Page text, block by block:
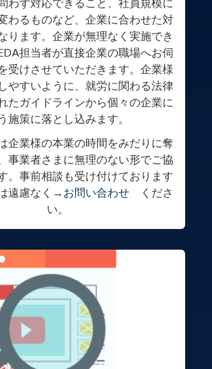
わず対応できること、社員規模に
わるものなど、企業に合わせた対
ります。企業が無理なく実施でき
担当者が直接企業の職場へお伺
受けさせていただきます。企業様
やすいように、就労に関わる法律
たガイドラインから個々の企業に
施策に落とし込みます。
企業様の本業の時間をみだりに奪
事業者さまに無理のない形でご協
。事前相談も受け付けております
遠慮なく →お問い合わせ くださ
い。